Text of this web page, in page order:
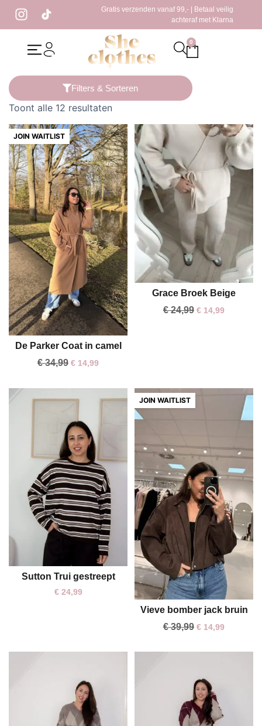
Gratis verzenden vanaf 99,- | Betaal veilig
achteraf met Klarna
0
Filters & Sorteren
Toont alle 12 resultaten
De Parker Coat in camel
€34,99 € 14,99
One size
Grace Broek Beige
€24,99 € 14,99
One size
Sutton Trui gestreept
€24,99
Vieve bomber jack bruin
€39,99 € 14,99